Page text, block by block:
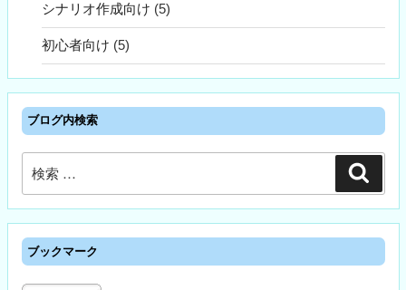
シナリオ作成向け (5)
初心者向け (5)
ブログ内検索
索:
索
ブックマーク